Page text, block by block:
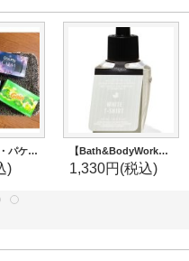
お試し用(タグ・パケなし)バラ売り★ドライヤーシート5枚セット
)
【Bath&BodyWorks】Wallflowers詰替リフィル：ホワイトティーシャツ
1,330円(税込)